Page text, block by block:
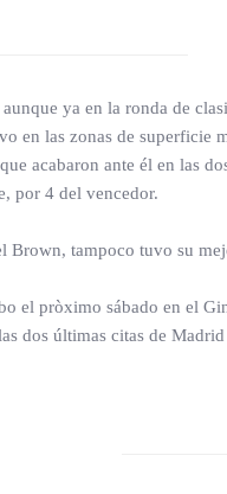
ya en la ronda de
en las zonas de superficie
acabaron ante él en las
por 4 del vencedor.
tampoco tuvo su
el pròximo sábado en el
dos últimas citas de